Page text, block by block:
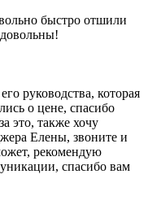
быстро отшили
руководства, которая
о цене, спасибо
это, также хочу
Елены, звоните и
рекомендую
спасибо вам